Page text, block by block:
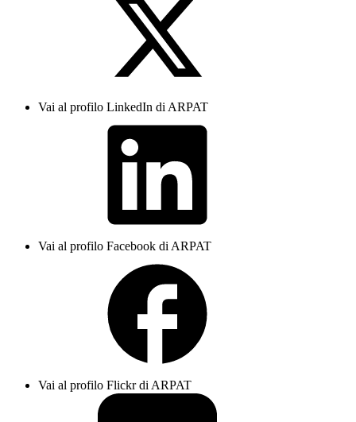
Vai al profilo LinkedIn di ARPAT
Vai al profilo Facebook di ARPAT
Vai al profilo Flickr di ARPAT